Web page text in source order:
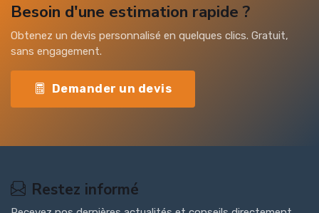
Besoin d'une estimation rapide ?
Obtenez un devis personnalisé en quelques clics. Gratuit,
sans engagement.
Demander un devis
Restez informé